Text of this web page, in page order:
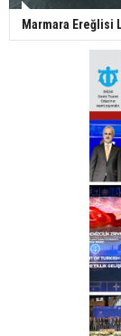
Marmara Ereğlisi